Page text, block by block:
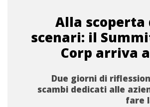
Alla scoperta
scenari: il
Corp arriva
Due giorni di
scambi dedicati alle
fare